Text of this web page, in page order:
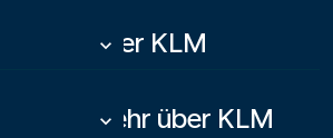
Über KLM
keyboard_arrow_down
Mehr über KLM
keyboard_arrow_down